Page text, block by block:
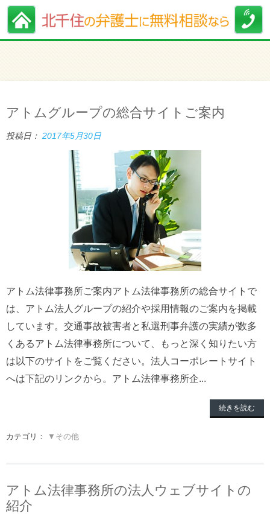
アトムグループの総合サイトご案内
投稿日： 2017年5月30日
アトム法律事務所ご案内アトム法律事務所の総合サイトで
は、アトム法人グループの紹介や採用情報のご案内を掲載
しています。交通事故被害者と私選刑事弁護の実績が数多
くあるアトム法律事務所について、もっと深く知りたい方
は以下のサイトをご覧ください。法人コーポレートサイト
へは下記のリンクから。アトム法律事務所企...
続きを読む
カテゴリ： ▼その他
アトム法律事務所の法人ウェブサイトの
紹介